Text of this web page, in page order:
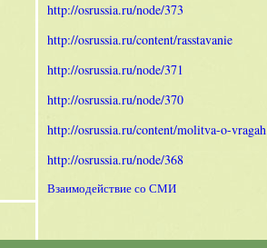
http://osrussia.ru/node/373
http://osrussia.ru/content/rasstavanie
http://osrussia.ru/node/371
http://osrussia.ru/node/370
http://osrussia.ru/content/molitva-o-vragah
http://osrussia.ru/node/368
Взаимодействие со СМИ